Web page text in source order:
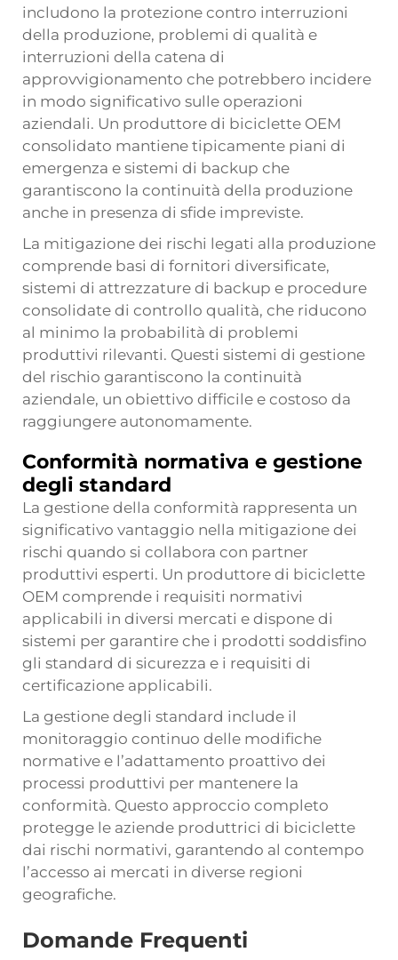
includono la protezione contro interruzioni
della produzione, problemi di qualità e
interruzioni della catena di
approvvigionamento che potrebbero incidere
in modo significativo sulle operazioni
aziendali. Un produttore di biciclette OEM
consolidato mantiene tipicamente piani di
emergenza e sistemi di backup che
garantiscono la continuità della produzione
anche in presenza di sfide impreviste.
La mitigazione dei rischi legati alla produzione
comprende basi di fornitori diversificate,
sistemi di attrezzature di backup e procedure
consolidate di controllo qualità, che riducono
al minimo la probabilità di problemi
produttivi rilevanti. Questi sistemi di gestione
del rischio garantiscono la continuità
aziendale, un obiettivo difficile e costoso da
raggiungere autonomamente.
Conformità normativa e gestione
degli standard
La gestione della conformità rappresenta un
significativo vantaggio nella mitigazione dei
rischi quando si collabora con partner
produttivi esperti. Un produttore di biciclette
OEM comprende i requisiti normativi
applicabili in diversi mercati e dispone di
sistemi per garantire che i prodotti soddisfino
gli standard di sicurezza e i requisiti di
certificazione applicabili.
La gestione degli standard include il
monitoraggio continuo delle modifiche
normative e l’adattamento proattivo dei
processi produttivi per mantenere la
conformità. Questo approccio completo
protegge le aziende produttrici di biciclette
dai rischi normativi, garantendo al contempo
l’accesso ai mercati in diverse regioni
geografiche.
Domande Frequenti